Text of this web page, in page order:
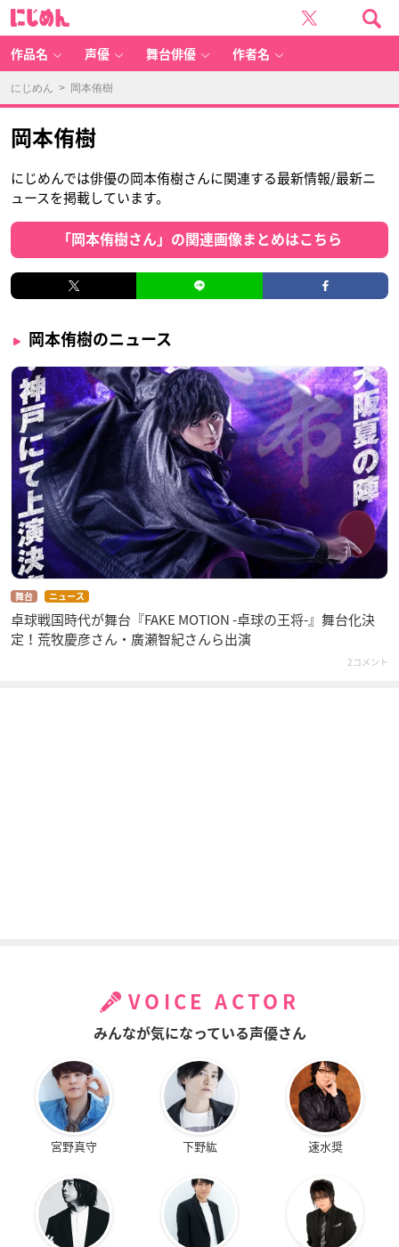
作品名 声優 舞台俳優 作者名
にじめん > 岡本侑樹
岡本侑樹
にじめんでは俳優の岡本侑樹さんに関連する最新情報/最新ニ
ュースを掲載しています。
「岡本侑樹さん」の関連画像まとめはこちら
岡本侑樹のニュース
舞台 ニュース
卓球戦国時代が舞台『FAKE MOTION -卓球の王将-』舞台化決
定！荒牧慶彦さん・廣瀬智紀さんら出演
2コメント
VOICE ACTOR
みんなが気になっている声優さん
宮野真守 下野紘 速水奨